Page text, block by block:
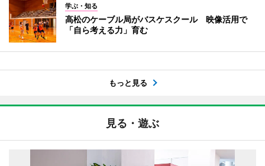
学ぶ・知る
高松のケーブル局がバスケスクール 映像活用で
「自ら考える力」育む
もっと見る
見る・遊ぶ